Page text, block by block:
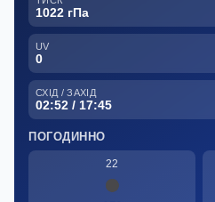
1022 гПа
UV
0
СХІД / ЗАХІД
02:52 / 17:45
ПОГОДИННО
22